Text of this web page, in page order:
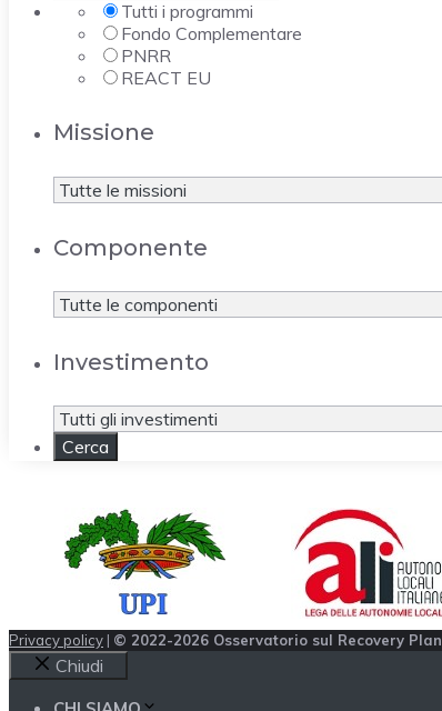
Tutti i programmi
Fondo Complementare
PNRR
REACT EU
Missione
Componente
Investimento
Privacy policy | © 2022-2026 Osservatorio sul Recovery Plan
Chiudi